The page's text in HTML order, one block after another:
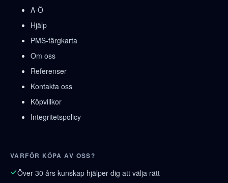
A-Ö
Hjälp
PMS-färgkarta
Om oss
Referenser
Kontakta oss
Köpvillkor
Integritetspolicy
VARFÖR KÖPA AV OSS?
Över 30 års kunskap hjälper dig att välja rätt